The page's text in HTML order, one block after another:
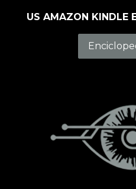
US AMAZON KINDLE